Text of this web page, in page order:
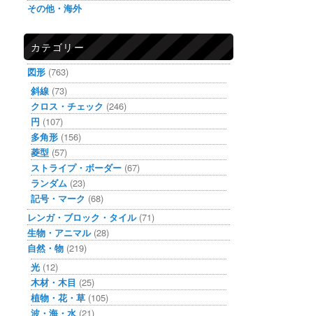
その他・海外
カテゴリー
図形 (763)
斜線 (73)
クロス・チェック (246)
円 (107)
多角形 (156)
菱型 (57)
ストライプ・ボーダー (67)
ランダム (23)
記号・マーク (68)
レンガ・ブロック・タイル(71)
生物・アニマル(28)
自然・物 (219)
光 (12)
木材・木目 (25)
植物・花・草 (105)
波・海・水 (21)